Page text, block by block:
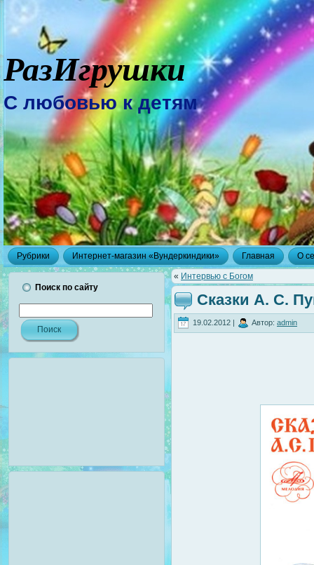
РазИгрушки
С любовью к детям
Рубрики Интернет-магазин «Вундеркиндики» Главная О
Поиск по сайту
« Интервью с Богом
Сказки А. С.
19.02.2012 | Автор: admin